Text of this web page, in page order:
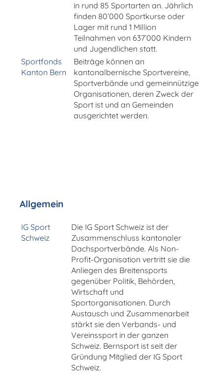
in rund 85 Sportarten an. Jährlich
finden 80’000 Sportkurse oder
Lager mit rund 1 Million
Teilnahmen von 637’000 Kindern
und Jugendlichen statt.
Sportfonds
Kanton Bern
Beiträge können an
kantonalbernische Sportvereine,
Sportverbände und gemeinnützige
Organisationen, deren Zweck der
Sport ist und an Gemeinden
ausgerichtet werden.
Allgemein
IG Sport
Schweiz
Die IG Sport Schweiz ist der
Zusammenschluss kantonaler
Dachsportverbände. Als Non-
Profit-Organisation vertritt sie die
Anliegen des Breitensports
gegenüber Politik, Behörden,
Wirtschaft und
Sportorganisationen. Durch
Austausch und Zusammenarbeit
stärkt sie den Verbands- und
Vereinssport in der ganzen
Schweiz. Bernsport ist seit der
Gründung Mitglied der IG Sport
Schweiz.